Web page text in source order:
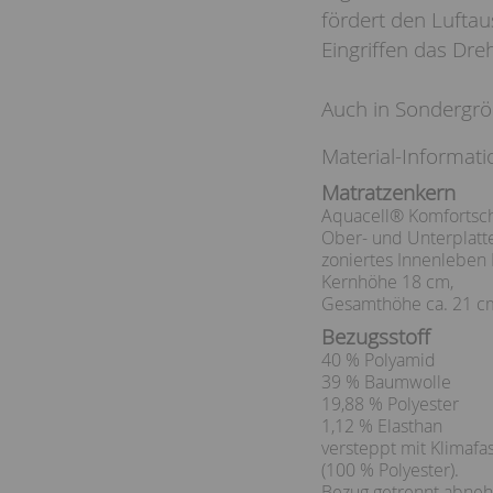
fördert den
Eingriffen das
Auch in
Material-
Matratzenkern
Aquacell®
Ober- und
zoniertes Innenleben
Kernhöhe 18 cm,
Gesamthöhe ca. 21
Bezugsstoff
40 % Polyamid
39 % Baumwolle
19,88 % Polyester
1,12 % Elasthan
versteppt mit
(100 % Polyester).